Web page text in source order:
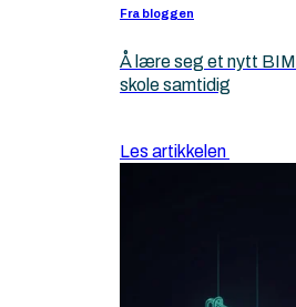
Fra bloggen
Å lære seg et nytt
skole samtidig
Les artikkelen